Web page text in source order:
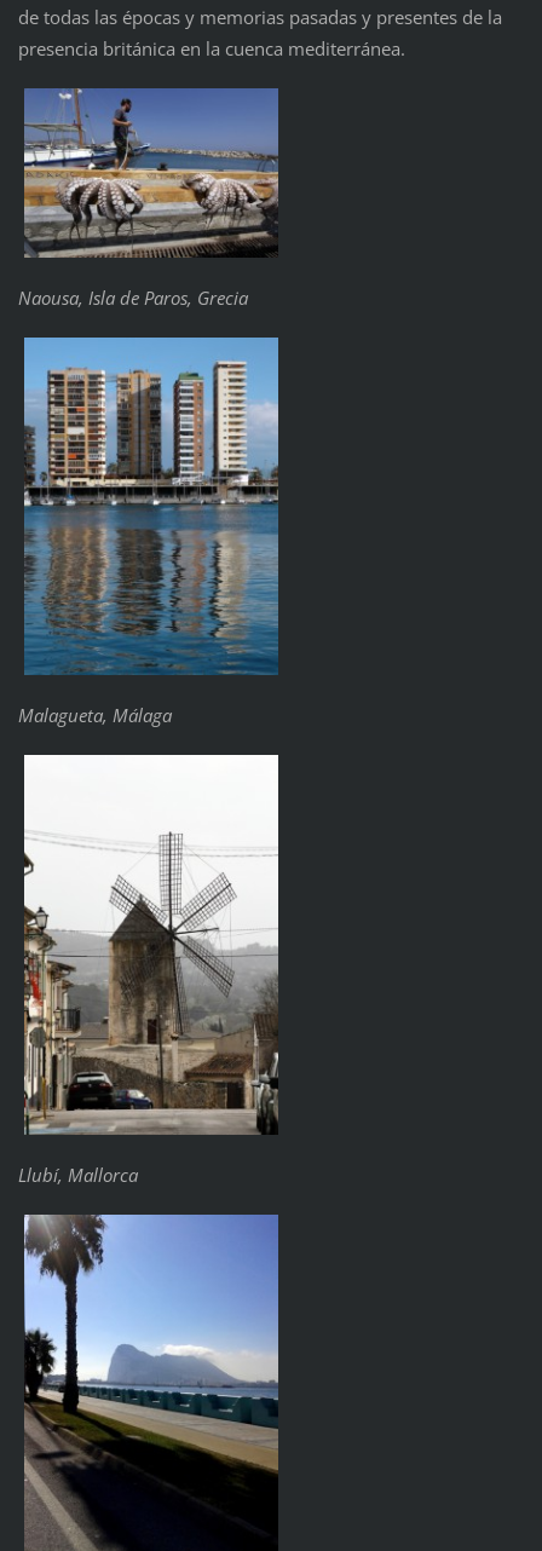
de todas las épocas y memorias pasadas y presentes de la
presencia británica en la cuenca mediterránea.
Naousa, Isla de Paros, Grecia
Malagueta, Málaga
Llubí, Mallorca